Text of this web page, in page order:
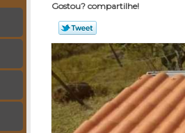
Gostou? compartilhe!